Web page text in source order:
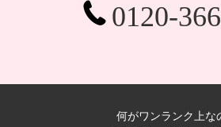
0120-
何がワンランク上な